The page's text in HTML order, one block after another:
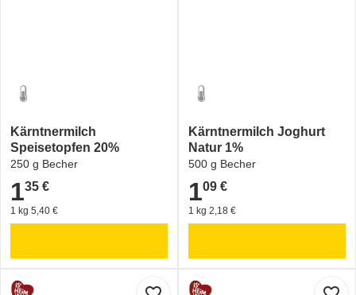
Kärntnermilch
Speisetopfen 20%
250 g Becher
1,35 €
135 €
1 kg 5,40 €
Kärntnermilch Joghurt
Natur 1%
500 g Becher
1,09 €
109 €
1 kg 2,18 €